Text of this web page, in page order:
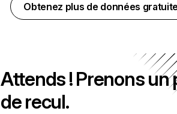
Obtenez plus de données
Attends ! Prenons un
de recul.